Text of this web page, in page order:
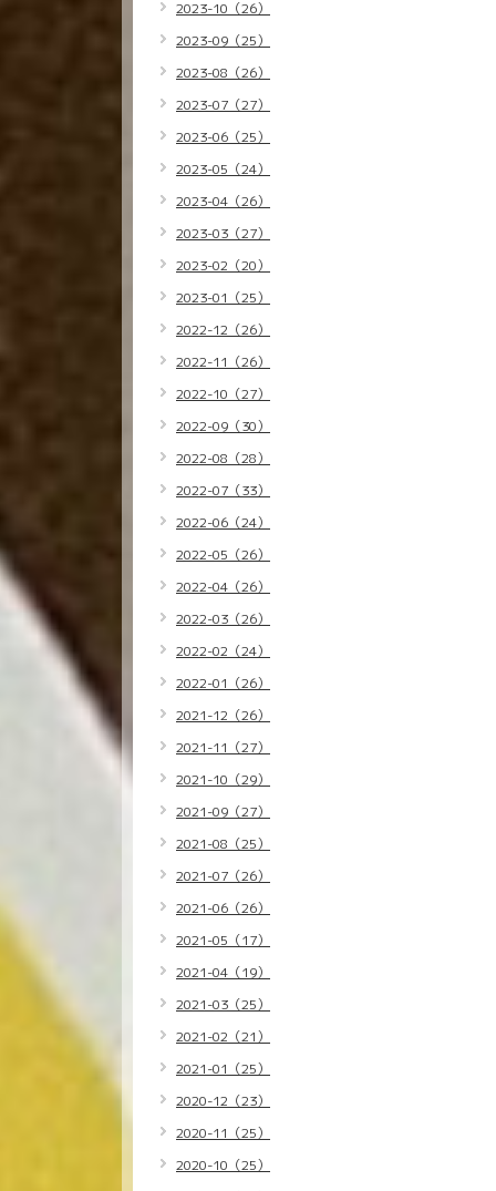
2023-10（26）
2023-09（25）
2023-08（26）
2023-07（27）
2023-06（25）
2023-05（24）
2023-04（26）
2023-03（27）
2023-02（20）
2023-01（25）
2022-12（26）
2022-11（26）
2022-10（27）
2022-09（30）
2022-08（28）
2022-07（33）
2022-06（24）
2022-05（26）
2022-04（26）
2022-03（26）
2022-02（24）
2022-01（26）
2021-12（26）
2021-11（27）
2021-10（29）
2021-09（27）
2021-08（25）
2021-07（26）
2021-06（26）
2021-05（17）
2021-04（19）
2021-03（25）
2021-02（21）
2021-01（25）
2020-12（23）
2020-11（25）
2020-10（25）